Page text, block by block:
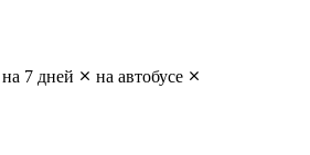
на 7 дней
на автобусе